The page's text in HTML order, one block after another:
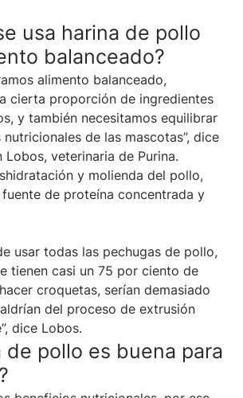
usa harina de pollo
balanceado?
alimento balanceado,
cierta proporción de ingredientes
y también necesitamos equilibrar
nutricionales de las mascotas”, dice
Lobos, veterinaria de Purina.
y molienda del pollo,
de proteína concentrada y
usar todas las pechugas de pollo,
tienen casi un 75 por ciento de
croquetas, serían demasiado
del proceso de extrusión
dice Lobos.
de pollo es buena para